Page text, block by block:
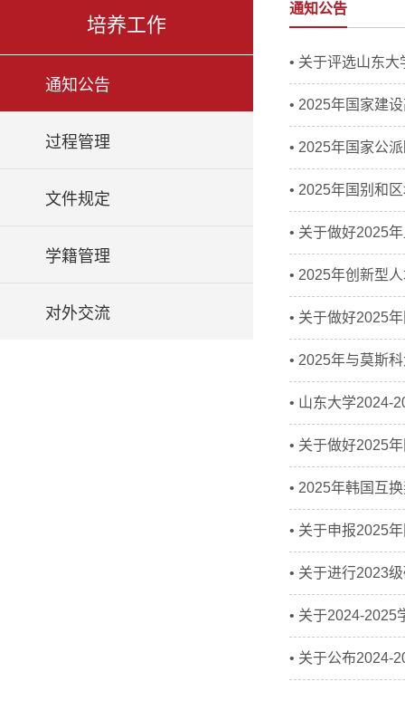
培养工作
通知公告
过程管理
文件规定
学籍管理
对外交流
通知公告
• 关于评选山东
• 2025年国家建
• 2025年国家公
• 2025年国别和
• 关于做好2025
• 2025年创新型
• 关于做好2025
• 2025年与莫斯
• 山东大学2024-
• 关于做好2025
• 2025年韩国互
• 关于申报2025
• 关于进行2023
• 关于2024-2025
• 关于公布2024-